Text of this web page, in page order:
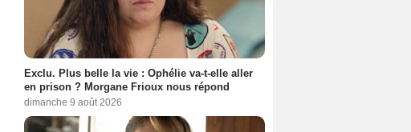
Exclu. Plus belle la vie : Ophélie va-t-elle aller
en prison ? Morgane Frioux nous répond
dimanche 9 août 2026